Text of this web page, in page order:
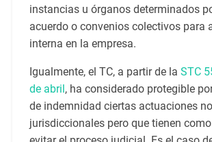
instancias u órganos determinados
acuerdo o convenios colectivos para
interna en la empresa.
Igualmente, el TC, a partir de la STC
de abril , ha considerado protegible
de indemnidad ciertas actuaciones no
jurisdiccionales pero que tienen